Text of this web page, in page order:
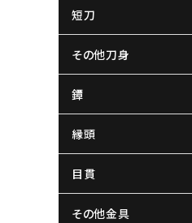
短刀
その他刀身
鐔
縁頭
目貫
その他金具